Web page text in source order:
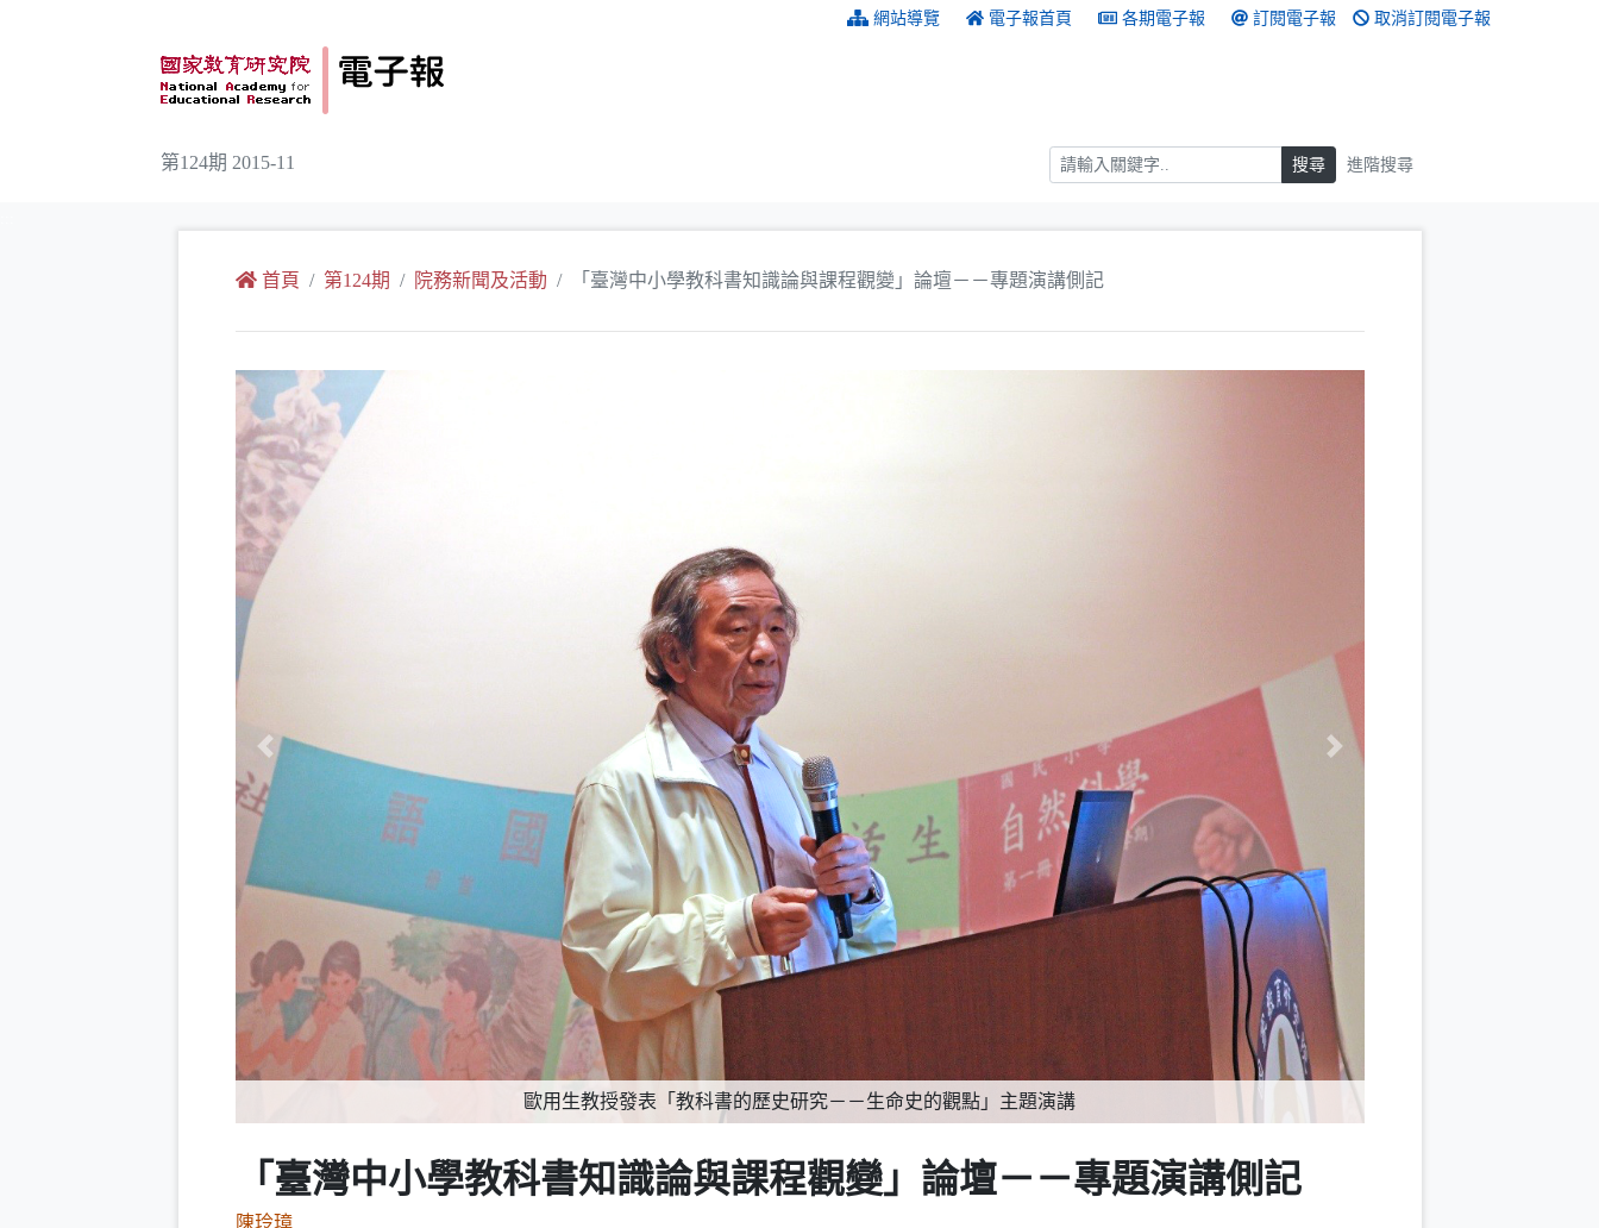
網站導覽 電子報首頁 各期電子報 訂閱電子報 取消訂閱電子報
第124期 2015-11 搜尋 搜尋 進階搜尋
首頁 第124期 院務新聞及活動 「臺灣中小學教科書知識論與課程觀變」論壇－－專題演講側記
歐用生教授發表「教科書的歷史研究－－生命史的觀點」主題演講
Previous Next
「臺灣中小學教科書知識論與課程觀變」論壇－－專題演講側記
陳玲璋